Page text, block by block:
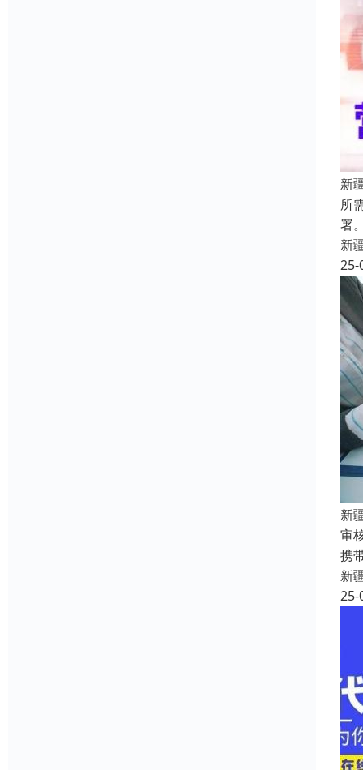
新
所
署
新
25-
新
审
携
新
25-